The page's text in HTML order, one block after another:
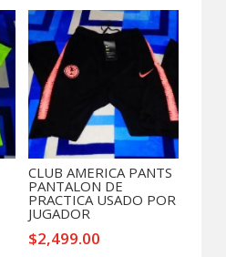
CLUB AMERICA PANTS
PANTALON DE
PRACTICA USADO POR
JUGADOR
$2,499.00